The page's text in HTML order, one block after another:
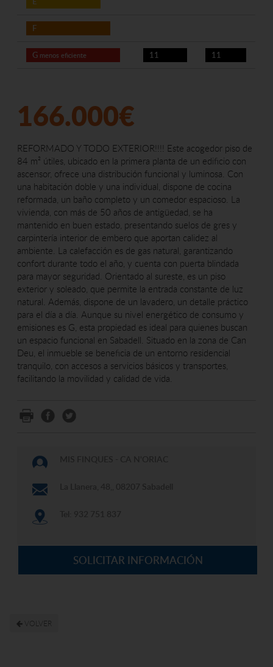
F
G menos eficiente 11 11
166.000€
REFORMADO Y TODO EXTERIOR!!!! Este acogedor piso de
84 m² útiles, ubicado en la primera planta de un edificio con
ascensor, ofrece una distribución funcional y luminosa. Con
una habitación doble y una individual, dispone de cocina
reformada, un baño completo y un comedor espacioso. La
vivienda, con más de 50 años de antigüedad, se ha
mantenido en buen estado, presentando suelos de gres y
carpintería interior de embero que aportan calidez al
ambiente. La calefacción es de gas natural, garantizando
confort durante todo el año, y cuenta con puerta blindada
para mayor seguridad. Orientado al sureste, es un piso
exterior y soleado, que permite la entrada constante de luz
natural. Además, dispone de un lavadero, un detalle práctico
para el día a día. Aunque su nivel energético de consumo y
emisiones es G, esta propiedad es ideal para quienes buscan
un espacio funcional en Sabadell. Situado en la zona de Can
Deu, el inmueble se beneficia de un entorno residencial
tranquilo, con accesos a servicios básicos y transportes,
facilitando la movilidad y calidad de vida.
SOLICITAR INFORMACIÓN
VOLVER